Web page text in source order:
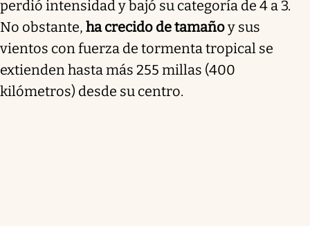
perdió intensidad y bajó su categoría de 4 a 3.
No obstante, ha crecido de tamañoy sus
vientos con fuerza de tormenta tropical se
extienden hasta más 255 millas (400
kilómetros) desde su centro.